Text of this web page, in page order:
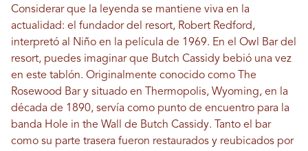
Considerar que la leyenda se mantiene viva en la
actualidad: el fundador del resort, Robert Redford,
interpretó al Niño en la película de 1969. En el Owl Bar del
resort, puedes imaginar que Butch Cassidy bebió una vez
en este tablón. Originalmente conocido como The
Rosewood Bar y situado en Thermopolis, Wyoming, en la
década de 1890, servía como punto de encuentro para la
banda Hole in the Wall de Butch Cassidy. Tanto el bar
como su parte trasera fueron restaurados y reubicados por